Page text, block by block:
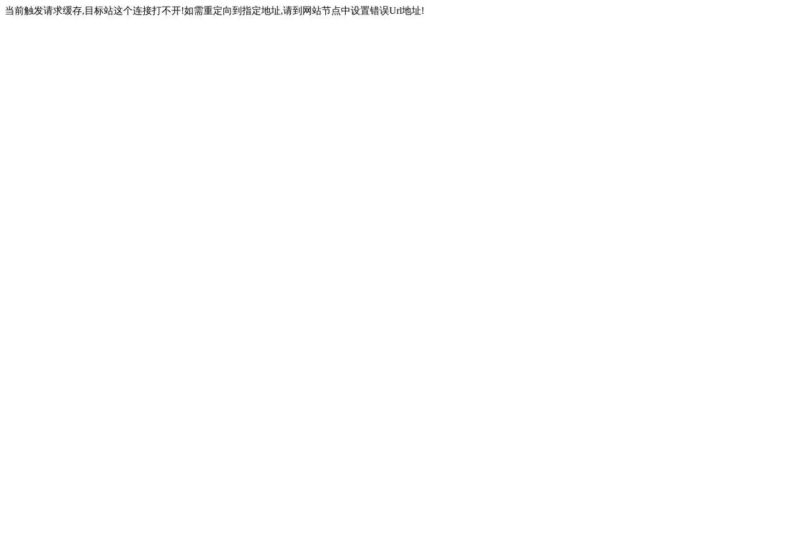
当前触发请求缓存,目标站这个连接打不开!如需重定向到指定地址,请到网站节点中设置错误Url地址!